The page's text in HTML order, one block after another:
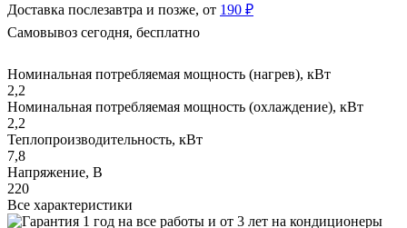
Доставка послезавтра и позже, от 190 ₽
Самовывоз сегодня, бесплатно
Номинальная потребляемая мощность (нагрев), кВт
2,2
Номинальная потребляемая мощность (охлаждение), кВт
2,2
Теплопроизводительность, кВт
7,8
Напряжение, В
220
Все характеристики